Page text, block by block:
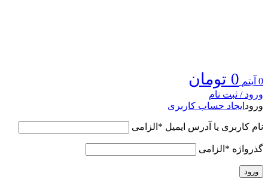
0 آیتم 0 تومان
ورود / ثبت نام
ورود ایجاد حساب کاربری
نام کاربری یا آدرس ایمیل * الزامی
گذرواژه * الزامی
ورود